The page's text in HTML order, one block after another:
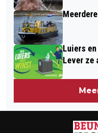
Luiers
Lever ze